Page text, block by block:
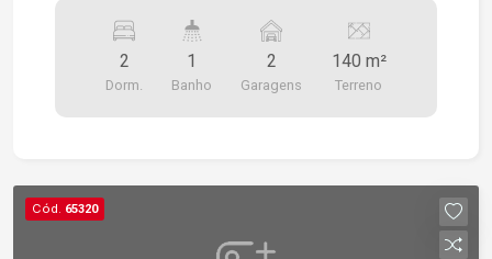
CHURRASQUEIRA E DUCHA, JARDIM, 02 VAGAS
DE GARAGEM COBERTA
2
Dorm.
1
Banho
2
Garagens
140 m²
Terreno
Cód. 65320